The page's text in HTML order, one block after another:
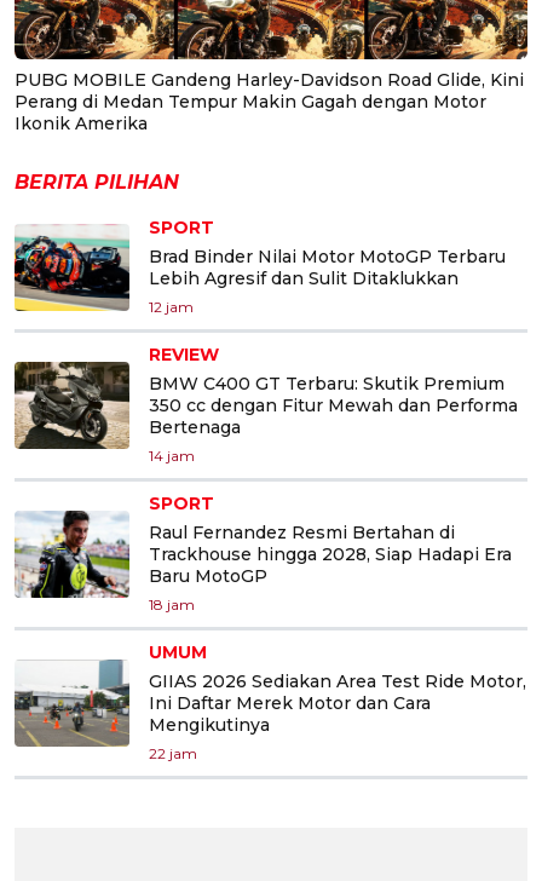
PUBG MOBILE Gandeng Harley-Davidson Road Glide, Kini
Perang di Medan Tempur Makin Gagah dengan Motor
Ikonik Amerika
BERITA PILIHAN
SPORT
Brad Binder Nilai Motor MotoGP Terbaru
Lebih Agresif dan Sulit Ditaklukkan
12 jam
REVIEW
BMW C400 GT Terbaru: Skutik Premium
350 cc dengan Fitur Mewah dan Performa
Bertenaga
14 jam
SPORT
Raul Fernandez Resmi Bertahan di
Trackhouse hingga 2028, Siap Hadapi Era
Baru MotoGP
18 jam
UMUM
GIIAS 2026 Sediakan Area Test Ride Motor,
Ini Daftar Merek Motor dan Cara
Mengikutinya
22 jam